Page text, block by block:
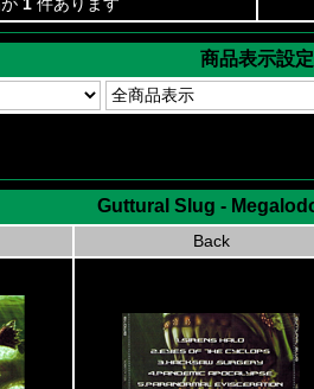
商品表示設定
Guttural Slug -
Back